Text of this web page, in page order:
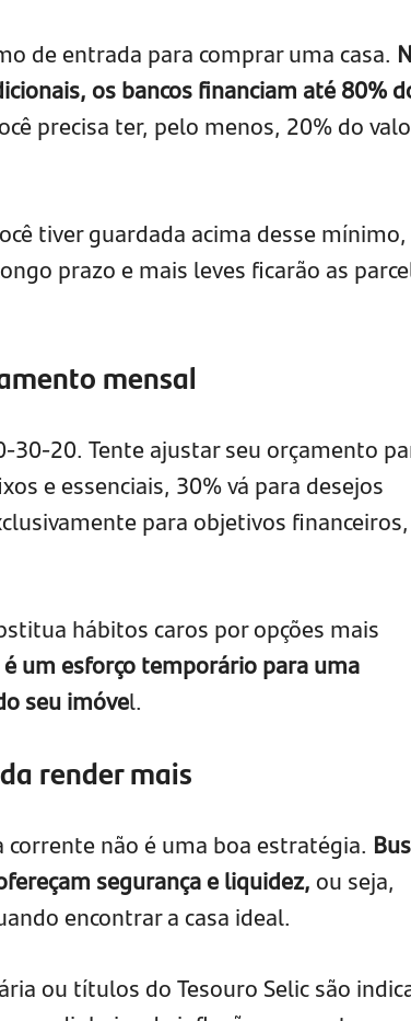
de entrada para comprar uma casa.
os bancos financiam até 80%
precisa ter, pelo menos, 20% do
tiver guardada acima desse mínimo,
prazo e mais leves ficarão as
mensal
30-20. Tente ajustar seu orçamento
e essenciais, 30% vá para desejos
para objetivos financeiros,
hábitos caros por opções mais
um esforço temporário para uma
seu imóvel.
render mais
não é uma boa estratégia.
segurança e liquidez,ou seja,
encontrar a casa ideal.
ou títulos do Tesouro Selic são